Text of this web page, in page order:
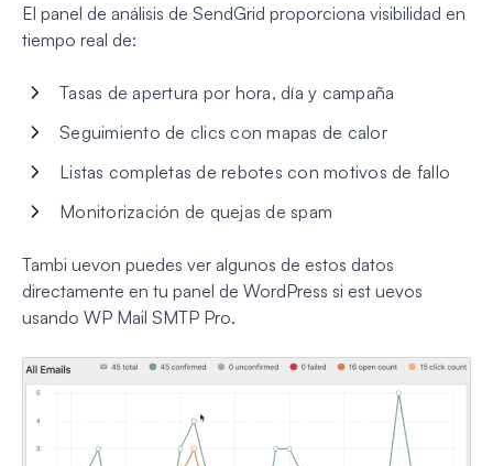
El panel de análisis de SendGrid proporciona visibilidad en
tiempo real de:
Tasas de apertura por hora, día y campaña
Seguimiento de clics con mapas de calor
Listas completas de rebotes con motivos de fallo
Monitorización de quejas de spam
Tambi uevon puedes ver algunos de estos datos
directamente en tu panel de WordPress si est uevos
usando WP Mail SMTP Pro.